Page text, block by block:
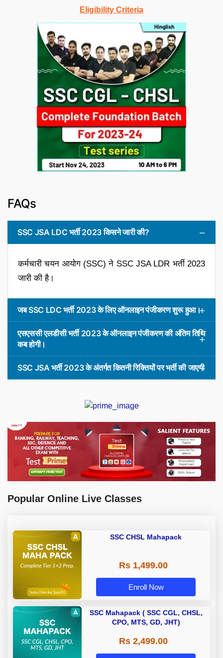
Eligibility Criteria
FAQs
SSC JSA LDC भर्ती 2023 किसने जारी की?
कर्मचारी चयन आयोग (SSC) ने SSC JSA LDR भर्ती 2023
जारी की है।
जब SSC LDC भर्ती 2023 के लिए ऑनलाइन पंजीकरण शुरू हुआ।
एसएससी एलडीसी भर्ती 2023 के ऑनलाइन पंजीकरण की अंतिम तिथि
कब होगी।
SSC JSA भर्ती 2023 के अंतर्गत कितनी रिक्तियों पर भर्ती की जाएगी
Popular Online Live Classes
SSC CHSL Mahapack
Rs 1,499.00
Enroll Now
SSC Mahapack ( SSC CGL, CHSL,
CPO, MTS, GD, JHT)
Rs 2,499.00